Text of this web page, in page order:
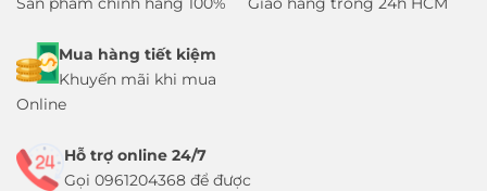
Mua hàng tiết kiệm
Khuyến mãi khi mua
Online
Hỗ trợ online 24/7
Gọi 0961204368 để được